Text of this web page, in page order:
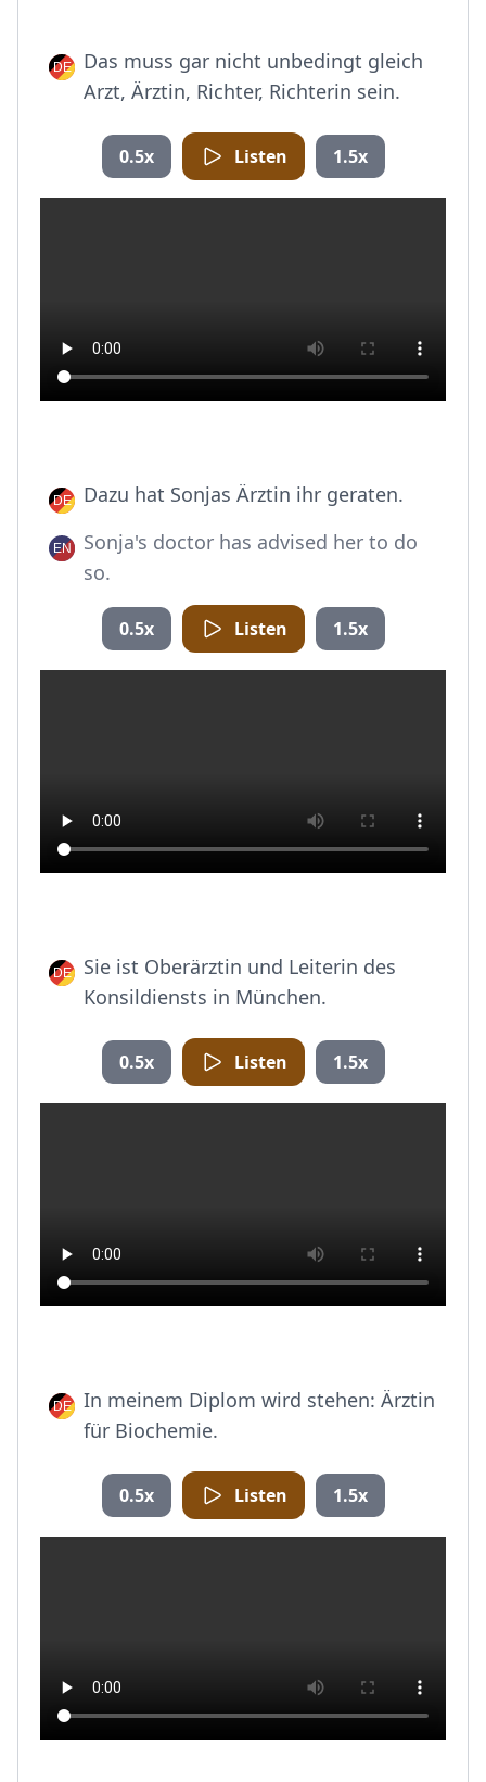
Das muss gar nicht unbedingt gleich
Arzt, Ärztin, Richter, Richterin sein.
0.5x Listen 1.5x
Dazu hat Sonjas Ärztin ihr geraten.
Sonja's doctor has advised her to do
so.
0.5x Listen 1.5x
Sie ist Oberärztin und Leiterin des
Konsildiensts in München.
0.5x Listen 1.5x
In meinem Diplom wird stehen: Ärztin
für Biochemie.
0.5x Listen 1.5x